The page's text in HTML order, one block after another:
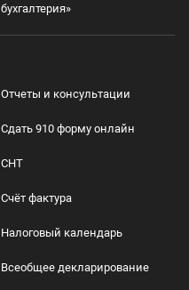
бухгалтерия»
Отчеты и консультации
Сдать 910 форму онлайн
СНТ
Счёт фактура
Налоговый календарь
Всеобщее декларирование